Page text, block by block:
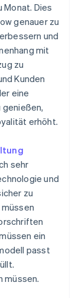
Dies
genauer zu
und
mit
zu
Kunden
eine
erhöht.
sehr
und
zu
ein
passt
müssen.